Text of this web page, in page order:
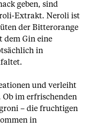
geben, sind
Extrakt. Neroli ist
der Bitterorange
dem Gin eine
in
und verleiht
Ob im erfrischenden
– die fruchtigen
in